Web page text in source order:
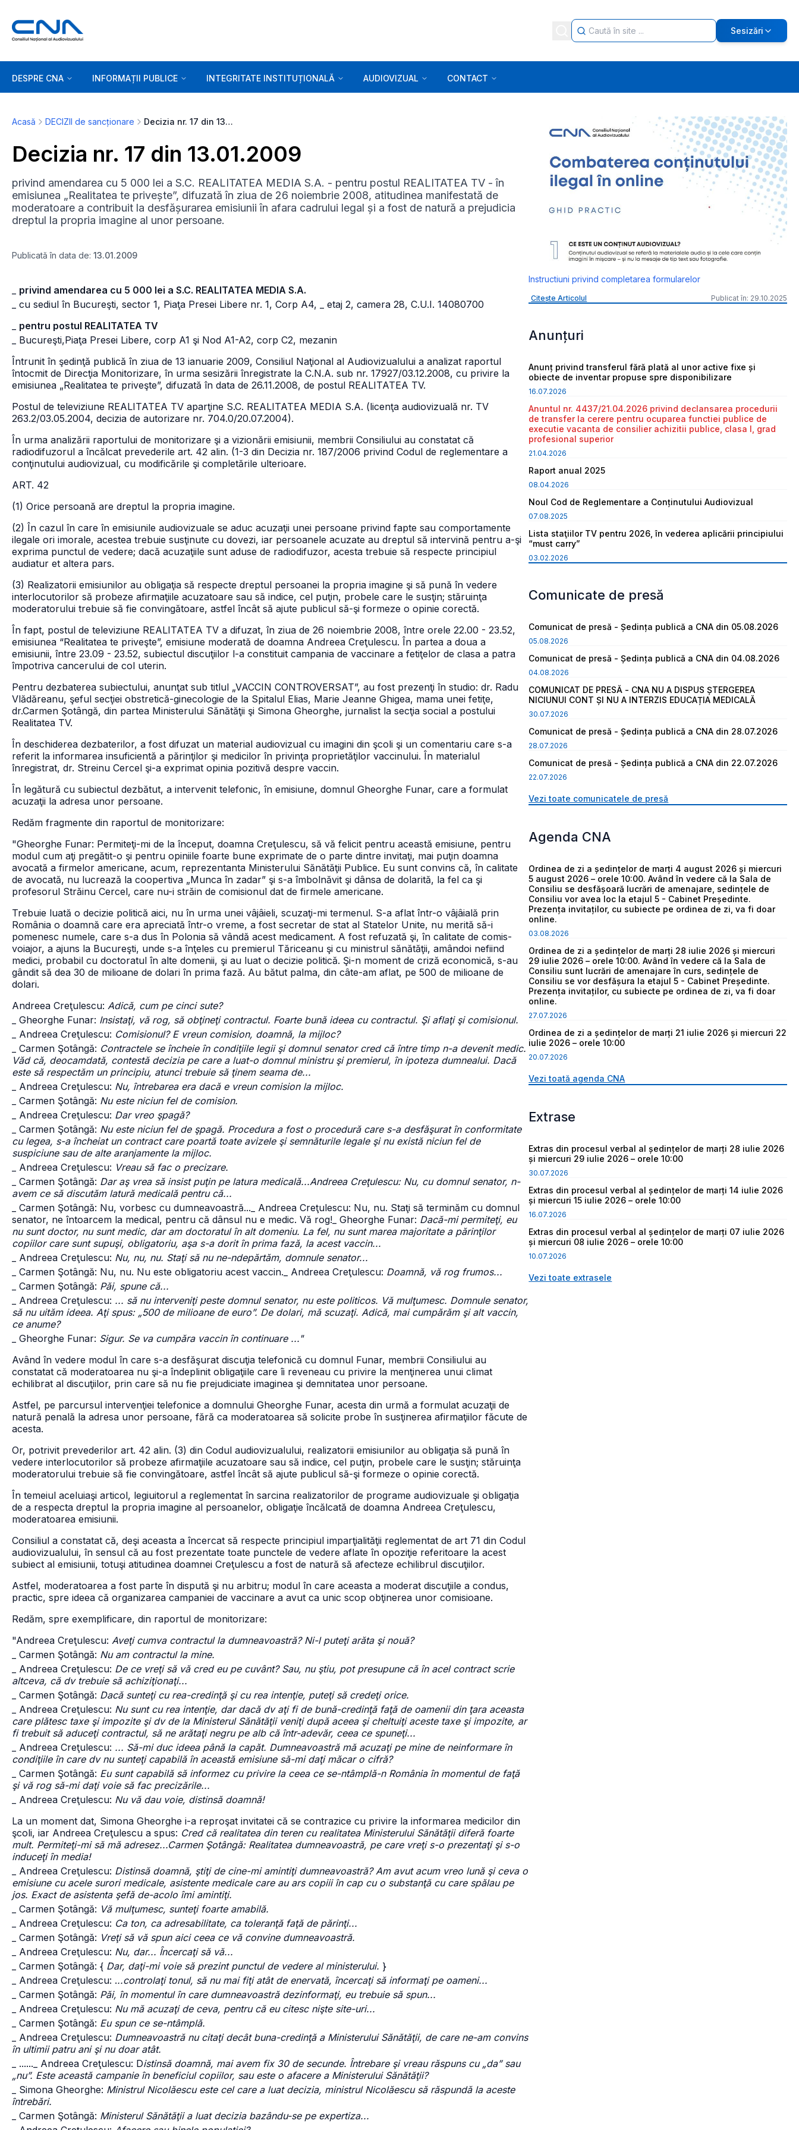
Sesizări
DESPRE CNA INFORMAȚII PUBLICE INTEGRITATE INSTITUȚIONALĂ AUDIOVIZUAL CONTACT
Acasă DECIZII de sancționare Decizia nr. 17 din 13.01.2009
Decizia nr. 17 din 13.01.2009
privind amendarea cu 5 000 lei a S.C. REALITATEA MEDIA S.A. - pentru postul REALITATEA TV - în
emisiunea „Realitatea te privește”, difuzată în ziua de 26 noiembrie 2008, atitudinea manifestată de
moderatoare a contribuit la desfășurarea emisiunii în afara cadrului legal și a fost de natură a prejudicia
dreptul la propria imagine al unor persoane.
Publicată în data de: 13.01.2009
privind amendarea cu 5 000 lei a S.C. REALITATEA MEDIA S.A.
_ cu sediul în Bucureşti, sector 1, Piaţa Presei Libere nr. 1, Corp A4,
_ etaj 2, camera 28, C.U.I. 14080700
pentru postul REALITATEA TV
_ Bucureşti,Piaţa Presei Libere, corp A1 şi Nod A1-A2, corp C2, mezanin
Întrunit în şedinţă publică în ziua de 13 ianuarie 2009, Consiliul Naţional al Audiovizualului a analizat raportul
întocmit de Direcţia Monitorizare, în urma sesizării înregistrate la C.N.A. sub nr. 17927/03.12.2008, cu privire la
emisiunea „Realitatea te priveşte”, difuzată în data de 26.11.2008, de postul REALITATEA TV.
Postul de televiziune REALITATEA TV aparţine S.C. REALITATEA MEDIA S.A. (licenţa audiovizuală nr. TV
263.2/03.05.2004, decizia de autorizare nr. 704.0/20.07.2004).
În urma analizării raportului de monitorizare şi a vizionării emisiunii, membrii Consiliului au constatat că
radiodifuzorul a încălcat prevederile art. 42 alin. (1-3 din Decizia nr. 187/2006 privind Codul de reglementare a
conţinutului audiovizual, cu modificările şi completările ulterioare.
ART. 42
(1) Orice persoană are dreptul la propria imagine.
(2) În cazul în care în emisiunile audiovizuale se aduc acuzaţii unei persoane privind fapte sau comportamente
ilegale ori imorale, acestea trebuie susţinute cu dovezi, iar persoanele acuzate au dreptul să intervină pentru a-şi
exprima punctul de vedere; dacă acuzaţiile sunt aduse de radiodifuzor, acesta trebuie să respecte principiul
audiatur et altera pars.
(3) Realizatorii emisiunilor au obligaţia să respecte dreptul persoanei la propria imagine şi să pună în vedere
interlocutorilor să probeze afirmaţiile acuzatoare sau să indice, cel puţin, probele care le susţin; stăruinţa
moderatorului trebuie să fie convingătoare, astfel încât să ajute publicul să-şi formeze o opinie corectă.
În fapt, postul de televiziune REALITATEA TV a difuzat, în ziua de 26 noiembrie 2008, între orele 22.00 - 23.52,
emisiunea “Realitatea te priveşte”, emisiune moderată de doamna Andreea Creţulescu. În partea a doua a
emisiunii, între 23.09 - 23.52, subiectul discuţiilor l-a constituit campania de vaccinare a fetiţelor de clasa a patra
împotriva cancerului de col uterin.
Pentru dezbaterea subiectului, anunţat sub titlul „VACCIN CONTROVERSAT”, au fost prezenţi în studio: dr. Radu
Vlădăreanu, şeful secţiei obstretică-ginecologie de la Spitalul Elias, Marie Jeanne Ghigea, mama unei fetiţe,
dr.Carmen Şotângă, din partea Ministerului Sănătăţii şi Simona Gheorghe, jurnalist la secţia social a postului
Realitatea TV.
În deschiderea dezbaterilor, a fost difuzat un material audiovizual cu imagini din şcoli şi un comentariu care s-a
referit la informarea insuficientă a părinţilor şi medicilor în privinţa proprietăţilor vaccinului. În materialul
înregistrat, dr. Streinu Cercel şi-a exprimat opinia pozitivă despre vaccin.
În legătură cu subiectul dezbătut, a intervenit telefonic, în emisiune, domnul Gheorghe Funar, care a formulat
acuzaţii la adresa unor persoane.
Redăm fragmente din raportul de monitorizare:
"Gheorghe Funar: Permiteţi-mi de la început, doamna Creţulescu, să vă felicit pentru această emisiune, pentru
modul cum aţi pregătit-o şi pentru opiniile foarte bune exprimate de o parte dintre invitaţi, mai puţin doamna
avocată a firmelor americane, acum, reprezentanta Ministerului Sănătăţii Publice. Eu sunt convins că, în calitate
de avocată, nu lucrează la coopertiva „Munca în zadar” şi s-a îmbolnăvit şi dânsa de dolarită, la fel ca şi
profesorul Străinu Cercel, care nu-i străin de comisionul dat de firmele americane.
Trebuie luată o decizie politică aici, nu în urma unei vâjâieli, scuzaţi-mi termenul. S-a aflat într-o vâjâială prin
România o doamnă care era apreciată într-o vreme, a fost secretar de stat al Statelor Unite, nu merită să-i
pomenesc numele, care s-a dus în Polonia să vândă acest medicament. A fost refuzată şi, în calitate de comis-
voiajor, a ajuns la Bucureşti, unde s-a înţeles cu premierul Tăriceanu şi cu ministrul sănătăţii, amândoi nefiind
medici, probabil cu doctoratul în alte domenii, şi au luat o decizie politică. Şi-n moment de criză economică, s-au
gândit să dea 30 de milioane de dolari în prima fază. Au bătut palma, din câte-am aflat, pe 500 de milioane de
dolari.
Andreea Creţulescu: Adică, cum pe cinci sute?
_ Gheorghe Funar: Insistaţi, vă rog, să obţineţi contractul. Foarte bună ideea cu contractul. Şi aflaţi şi comisionul.
_ Andreea Creţulescu: Comisionul? E vreun comision, doamnă, la mijloc?
_ Carmen Şotângă: Contractele se încheie în condiţiile legii şi domnul senator cred că între timp n-a devenit medic.
Văd că, deocamdată, contestă decizia pe care a luat-o domnul ministru şi premierul, în ipoteza dumnealui. Dacă
este să respectăm un principiu, atunci trebuie să ţinem seama de...
_ Andreea Creţulescu: Nu, întrebarea era dacă e vreun comision la mijloc.
_ Carmen Şotângă: Nu este niciun fel de comision.
_ Andreea Creţulescu: Dar vreo şpagă?
_ Carmen Şotângă: Nu este niciun fel de şpagă. Procedura a fost o procedură care s-a desfăşurat în conformitate
cu legea, s-a încheiat un contract care poartă toate avizele şi semnăturile legale şi nu există niciun fel de
suspiciune sau de alte aranjamente la mijloc.
_ Andreea Creţulescu: Vreau să fac o precizare.
_ Carmen Şotângă: Dar aş vrea să insist puţin pe latura medicală...Andreea Creţulescu: Nu, cu domnul senator, n-
avem ce să discutăm latură medicală pentru că...
_ Carmen Şotângă: Nu, vorbesc cu dumneavoastră... _ Andreea Creţulescu: Nu, nu. Staţi să terminăm cu domnul
senator, ne întoarcem la medical, pentru că dânsul nu e medic. Vă rog! _ Gheorghe Funar: Dacă-mi permiteţi, eu
nu sunt doctor, nu sunt medic, dar am doctoratul în alt domeniu. La fel, nu sunt marea majoritate a părinţilor
copiilor care sunt supuşi, obligatoriu, aşa s-a dorit în prima fază, la acest vaccin...
_ Andreea Creţulescu: Nu, nu, nu. Staţi să nu ne-ndepărtăm, domnule senator...
_ Carmen Şotângă: Nu, nu. Nu este obligatoriu acest vaccin. _ Andreea Creţulescu: Doamnă, vă rog frumos...
_ Carmen Şotângă: Păi, spune că...
_ Andreea Creţulescu: ... să nu interveniţi peste domnul senator, nu este politicos. Vă mulţumesc. Domnule senator,
să nu uităm ideea. Aţi spus: „500 de milioane de euro”. De dolari, mă scuzaţi. Adică, mai cumpărăm şi alt vaccin,
ce anume?
_ Gheorghe Funar: Sigur. Se va cumpăra vaccin în continuare ..."
Având în vedere modul în care s-a desfăşurat discuţia telefonică cu domnul Funar, membrii Consiliului au
constatat că moderatoarea nu şi-a îndeplinit obligaţiile care îi reveneau cu privire la menţinerea unui climat
echilibrat al discuţiilor, prin care să nu fie prejudiciate imaginea şi demnitatea unor persoane.
Astfel, pe parcursul intervenţiei telefonice a domnului Gheorghe Funar, acesta din urmă a formulat acuzaţii de
natură penală la adresa unor persoane, fără ca moderatoarea să solicite probe în susţinerea afirmaţiilor făcute de
acesta.
Or, potrivit prevederilor art. 42 alin. (3) din Codul audiovizualului, realizatorii emisiunilor au obligaţia să pună în
vedere interlocutorilor să probeze afirmaţiile acuzatoare sau să indice, cel puţin, probele care le susţin; stăruinţa
moderatorului trebuie să fie convingătoare, astfel încât să ajute publicul să-şi formeze o opinie corectă.
În temeiul aceluiaşi articol, legiuitorul a reglementat în sarcina realizatorilor de programe audiovizuale şi obligaţia
de a respecta dreptul la propria imagine al persoanelor, obligaţie încălcată de doamna Andreea Creţulescu,
moderatoarea emisiunii.
Consiliul a constatat că, deşi aceasta a încercat să respecte principiul imparţialităţii reglementat de art 71 din Codul
audiovizualului, în sensul că au fost prezentate toate punctele de vedere aflate în opoziţie referitoare la acest
subiect al emisiunii, totuşi atitudinea doamnei Creţulescu a fost de natură să afecteze echilibrul discuţiilor.
Astfel, moderatoarea a fost parte în dispută şi nu arbitru; modul în care aceasta a moderat discuţiile a condus,
practic, spre ideea că organizarea campaniei de vaccinare a avut ca unic scop obţinerea unor comisioane.
Redăm, spre exemplificare, din raportul de monitorizare:
"Andreea Creţulescu: Aveţi cumva contractul la dumneavoastră? Ni-l puteţi arăta şi nouă?
_ Carmen Şotângă: Nu am contractul la mine.
_ Andreea Creţulescu: De ce vreţi să vă cred eu pe cuvânt? Sau, nu ştiu, pot presupune că în acel contract scrie
altceva, că dv trebuie să achiziţionaţi...
_ Carmen Şotângă: Dacă sunteţi cu rea-credinţă şi cu rea intenţie, puteţi să credeţi orice.
_ Andreea Creţulescu: Nu sunt cu rea intenţie, dar dacă dv aţi fi de bună-credinţă faţă de oamenii din ţara aceasta
care plătesc taxe şi impozite şi dv de la Ministerul Sănătăţii veniţi după aceea şi cheltuiţi aceste taxe şi impozite, ar
fi trebuit să aduceţi contractul, să ne arătaţi negru pe alb că într-adevăr, ceea ce spuneţi...
_ Andreea Creţulescu: ... Să-mi duc ideea până la capăt. Dumneavoastră mă acuzaţi pe mine de neinformare în
condiţiile în care dv nu sunteţi capabilă în această emisiune să-mi daţi măcar o cifră?
_ Carmen Şotângă: Eu sunt capabilă să informez cu privire la ceea ce se-ntâmplă-n România în momentul de faţă
şi vă rog să-mi daţi voie să fac precizările...
_ Andreea Creţulescu: Nu vă dau voie, distinsă doamnă!
La un moment dat, Simona Gheorghe i-a reproşat invitatei că se contrazice cu privire la informarea medicilor din
şcoli, iar Andreea Creţulescu a spus: Cred că realitatea din teren cu realitatea Ministerului Sănătăţii diferă foarte
mult. Permiteţi-mi să mă adresez...Carmen Şotângă: Realitatea dumneavoastră, pe care vreţi s-o prezentaţi şi s-o
induceţi în media!
_ Andreea Creţulescu: Distinsă doamnă, ştiţi de cine-mi amintiţi dumneavoastră? Am avut acum vreo lună şi ceva o
emisiune cu acele surori medicale, asistente medicale care au ars copiii în cap cu o substanţă cu care spălau pe
jos. Exact de asistenta şefă de-acolo îmi amintiţi.
_ Carmen Şotângă: Vă mulţumesc, sunteţi foarte amabilă.
_ Andreea Creţulescu: Ca ton, ca adresabilitate, ca toleranţă faţă de părinţi...
_ Carmen Şotângă: Vreţi să vă spun aici ceea ce vă convine dumneavoastră.
_ Andreea Creţulescu: Nu, dar... Încercaţi să vă...
_ Carmen Şotângă: { Dar, daţi-mi voie să prezint punctul de vedere al ministerului. }
_ Andreea Creţulescu: ...controlaţi tonul, să nu mai fiţi atât de enervată, încercaţi să informaţi pe oameni...
_ Carmen Şotângă: Păi, în momentul în care dumneavoastră dezinformaţi, eu trebuie să spun...
_ Andreea Creţulescu: Nu mă acuzaţi de ceva, pentru că eu citesc nişte site-uri...
_ Carmen Şotângă: Eu spun ce se-ntâmplă.
_ Andreea Creţulescu: Dumneavoastră nu citaţi decât buna-credinţă a Ministerului Sănătăţii, de care ne-am convins
în ultimii patru ani şi nu doar atât.
_ ...... _ Andreea Creţulescu: Distinsă doamnă, mai avem fix 30 de secunde. Întrebare şi vreau răspuns cu „da” sau
„nu”. Este această campanie în beneficiul copiilor, sau este o afacere a Ministerului Sănătăţii?
_ Simona Gheorghe: Ministrul Nicolăescu este cel care a luat decizia, ministrul Nicolăescu să răspundă la aceste
întrebări.
_ Carmen Şotângă: Ministerul Sănătăţii a luat decizia bazându-se pe expertiza...
Instructiuni privind completarea formularelor
Citește Articolul Publicat în: 29.10.2025
Anunțuri
Anunț privind transferul fără plată al unor active fixe și
obiecte de inventar propuse spre disponibilizare
16.07.2026
Anuntul nr. 4437/21.04.2026 privind declansarea procedurii
de transfer la cerere pentru ocuparea functiei publice de
executie vacanta de consilier achizitii publice, clasa I, grad
profesional superior
21.04.2026
Raport anual 2025
08.04.2026
Noul Cod de Reglementare a Conținutului Audiovizual
07.08.2025
Lista staţiilor TV pentru 2026, în vederea aplicării principiului
“must carry”
03.02.2026
Comunicate de presă
Comunicat de presă - Ședința publică a CNA din 05.08.2026
05.08.2026
Comunicat de presă - Ședința publică a CNA din 04.08.2026
04.08.2026
COMUNICAT DE PRESĂ - CNA NU A DISPUS ȘTERGEREA
NICIUNUI CONT ȘI NU A INTERZIS EDUCAȚIA MEDICALĂ
30.07.2026
Comunicat de presă - Ședința publică a CNA din 28.07.2026
28.07.2026
Comunicat de presă - Ședința publică a CNA din 22.07.2026
22.07.2026
Vezi toate comunicatele de presă
Agenda CNA
Ordinea de zi a ședințelor de marți 4 august 2026 și miercuri
5 august 2026 – orele 10:00. Având în vedere că la Sala de
Consiliu se desfășoară lucrări de amenajare, sedințele de
Consiliu vor avea loc la etajul 5 - Cabinet Președinte.
Prezența invitaților, cu subiecte pe ordinea de zi, va fi doar
online.
03.08.2026
Ordinea de zi a ședințelor de marți 28 iulie 2026 și miercuri
29 iulie 2026 – orele 10:00. Având în vedere că la Sala de
Consiliu sunt lucrări de amenajare în curs, sedințele de
Consiliu se vor desfășura la etajul 5 - Cabinet Președinte.
Prezența invitaților, cu subiecte pe ordinea de zi, va fi doar
online.
27.07.2026
Ordinea de zi a ședințelor de marți 21 iulie 2026 și miercuri 22
iulie 2026 – orele 10:00
20.07.2026
Vezi toată agenda CNA
Extrase
Extras din procesul verbal al ședințelor de marți 28 iulie 2026
și miercuri 29 iulie 2026 – orele 10:00
30.07.2026
Extras din procesul verbal al ședințelor de marți 14 iulie 2026
și miercuri 15 iulie 2026 – orele 10:00
16.07.2026
Extras din procesul verbal al ședințelor de marți 07 iulie 2026
și miercuri 08 iulie 2026 – orele 10:00
10.07.2026
Vezi toate extrasele